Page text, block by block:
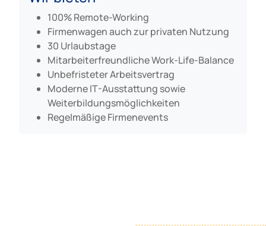
100% Remote-Working
Firmenwagen auch zur privaten Nutzung
30 Urlaubstage
Mitarbeiterfreundliche Work-Life-Balance
Unbefristeter Arbeitsvertrag
Moderne IT-Ausstattung sowie
Weiterbildungsmöglichkeiten
Regelmäßige Firmenevents